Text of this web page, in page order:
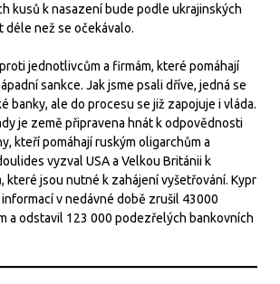
kusů k nasazení bude podle ukrajinských
déle než se očekávalo.
jednotlivcům a firmám, které pomáhají
sankce. Jak jsme psali dříve, jedná se
banky, ale do procesu se již zapojuje i vláda.
je země připravena hnát k odpovědnosti
kteří pomáhají ruským oligarchům a
vyzval USA a Velkou Británii k
které jsou nutné k zahájení vyšetřování. Kypr
v nedávné době zrušil 43000
a odstavil 123 000 podezřelých bankovních